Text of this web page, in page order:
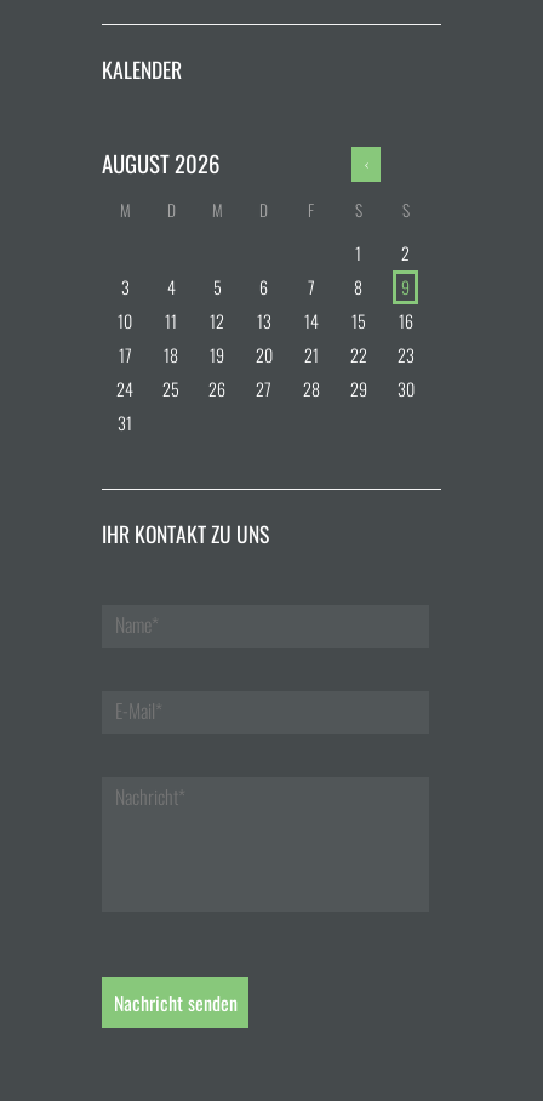
KALENDER
AUGUST2026
M D M D F S S
1
2
3
4 5 6 7 8
9
10
11 12 13 14 15
16
17
18 19 20 21 22
23
24
25 26 27 28 29
30
31
IHR KONTAKT ZU UNS